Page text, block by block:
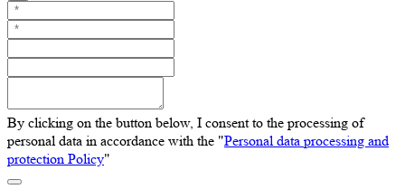
By clicking on the button below, I consent to the processing of
personal data in accordance with the "Personal data processing and
protection Policy"